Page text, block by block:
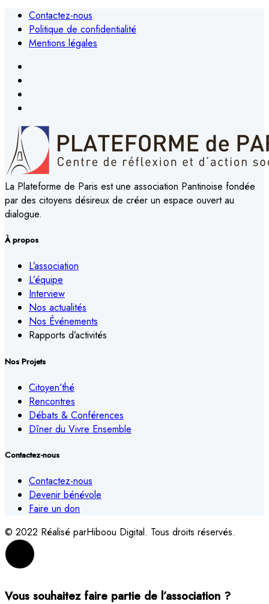
Contactez-nous
Politique de confidentialité
Mentions légales
La Plateforme de Paris est une association Pantinoise fondée
par des citoyens désireux de créer un espace ouvert au
dialogue.
À propos
L’association
L’équipe
Interview
Nos actualités
Nos Événements
Rapports d’activités
Nos Projets
Citoyen’thé
Rencontres
Débats & Conférences
Dîner du Vivre Ensemble
Contactez-nous
Contactez-nous
Devenir bénévole
Faire un don
© 2022 Réalisé parHiboou Digital. Tous droits réservés.
Vous souhaitez faire partie de l’association ?